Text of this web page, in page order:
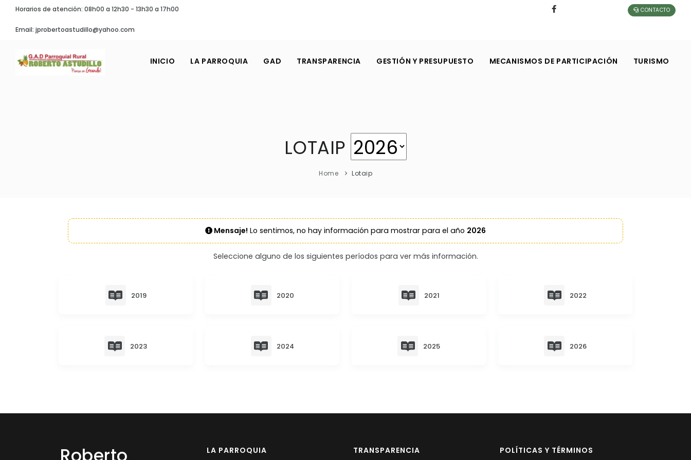
Horarios de atención: 08h00 a 12h30 - 13h30 a 17h00
Email: jprobertoastudillo@yahoo.com
CONTACTO
INICIO LA PARROQUIA GAD TRANSPARENCIA GESTIÓN Y PRESUPUESTO MECANISMOS DE PARTICIPACIÓN TURISMO
LOTAIP
Home Lotaip
Mensaje! Lo sentimos, no hay información para mostrar para el año 2026
Seleccione alguno de los siguientes períodos para ver más información.
2019 2020 2021 2022
2023 2024 2025 2026
LA PARROQUIA TRANSPARENCIA POLÍTICAS Y TÉRMINOS